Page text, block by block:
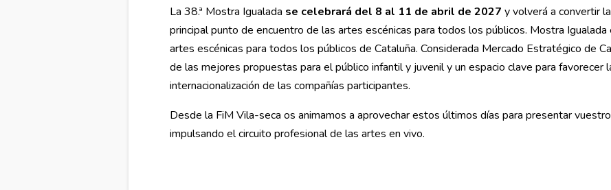
La 38.ª Mostra Igualada se celebrará del 8 al 11 de abril de 2027 y volverá a convertir
principal punto de encuentro de las artes escénicas para todos los públicos. Mostra
artes escénicas para todos los públicos de Cataluña. Considerada Mercado Estratégico de
de las mejores propuestas para el público infantil y juvenil y un espacio clave para favorecer
internacionalización de las compañías participantes.
Desde la FiM Vila-seca os animamos a aprovechar estos últimos días para presentar
impulsando el circuito profesional de las artes en vivo.